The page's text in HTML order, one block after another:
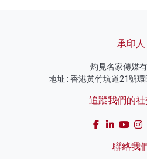
承印人
灼見名家傳媒
地址 : 香港黃竹坑道21號
追蹤我們的社
聯絡我